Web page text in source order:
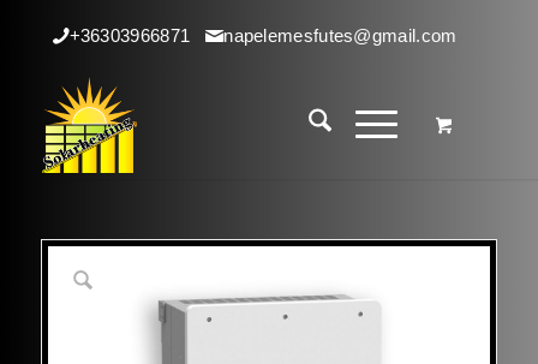
+36303966871 napelemesfutes@gmail.com